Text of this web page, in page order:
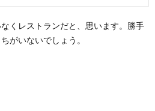
くレストランだと、思います。勝手
がいないでしょう。